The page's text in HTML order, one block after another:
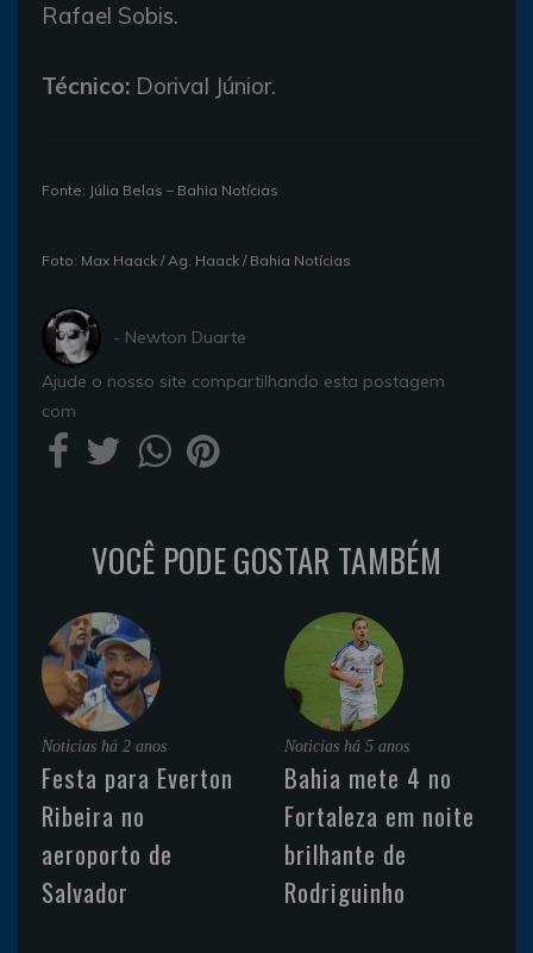
Rafael Sobis.
Técnico: Dorival Júnior.
Fonte: Júlia Belas – Bahia Notícias
Foto: Max Haack / Ag. Haack / Bahia Notícias
- Newton Duarte
Ajude o nosso site compartilhando esta postagem
com
VOCÊ PODE GOSTAR TAMBÉM
Noticias há 2 anos
Festa para Everton
Ribeira no
aeroporto de
Salvador
Noticias há 5 anos
Bahia mete 4 no
Fortaleza em noite
brilhante de
Rodriguinho